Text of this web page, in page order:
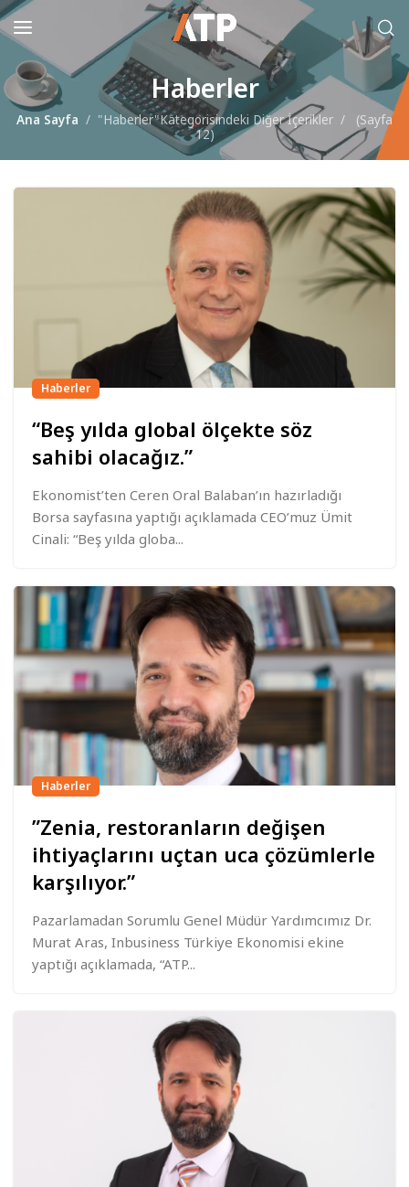
Haberler
Ana Sayfa "Haberler"Kategorisindeki Diğer İçerikler (Sayfa
12)
Haberler
“Beş yılda global ölçekte söz
sahibi olacağız.”
Ekonomist’ten Ceren Oral Balaban’ın hazırladığı
Borsa sayfasına yaptığı açıklamada CEO’muz Ümit
Cinali: “Beş yılda globa...
Haberler
”Zenia, restoranların değişen
ihtiyaçlarını uçtan uca çözümlerle
karşılıyor.”
Pazarlamadan Sorumlu Genel Müdür Yardımcımız Dr.
Murat Aras, Inbusiness Türkiye Ekonomisi ekine
yaptığı açıklamada, “ATP...